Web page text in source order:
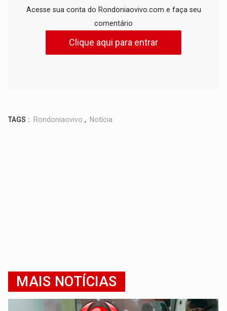
Acesse sua conta do Rondoniaovivo.com e faça seu
comentário
Clique aqui para entrar
TAGS : Rondoniaovivo , Notícia
MAIS NOTÍCIAS